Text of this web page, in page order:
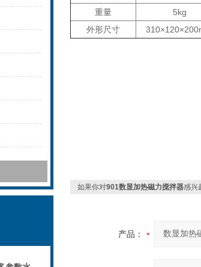
重量
5kg
外形尺寸
如果你对901数显加热磁力搅拌器感兴
产品：